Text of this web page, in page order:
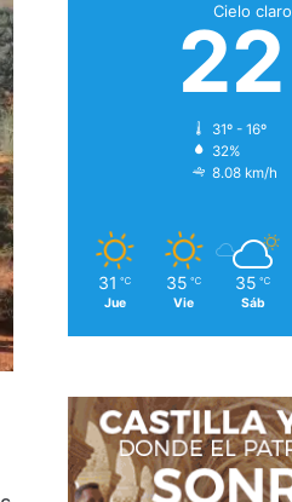
Cielo claro
22
31º - 16º
32%
8.08 km/h
31 ℃
Jue
35 ℃
Vie
35 ℃
Sáb